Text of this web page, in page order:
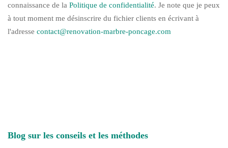
connaissance de la Politique de confidentialité. Je note que je peux
à tout moment me désinscrire du fichier clients en écrivant à
l'adresse contact@renovation-marbre-poncage.com
Blog sur les conseils et les méthodes